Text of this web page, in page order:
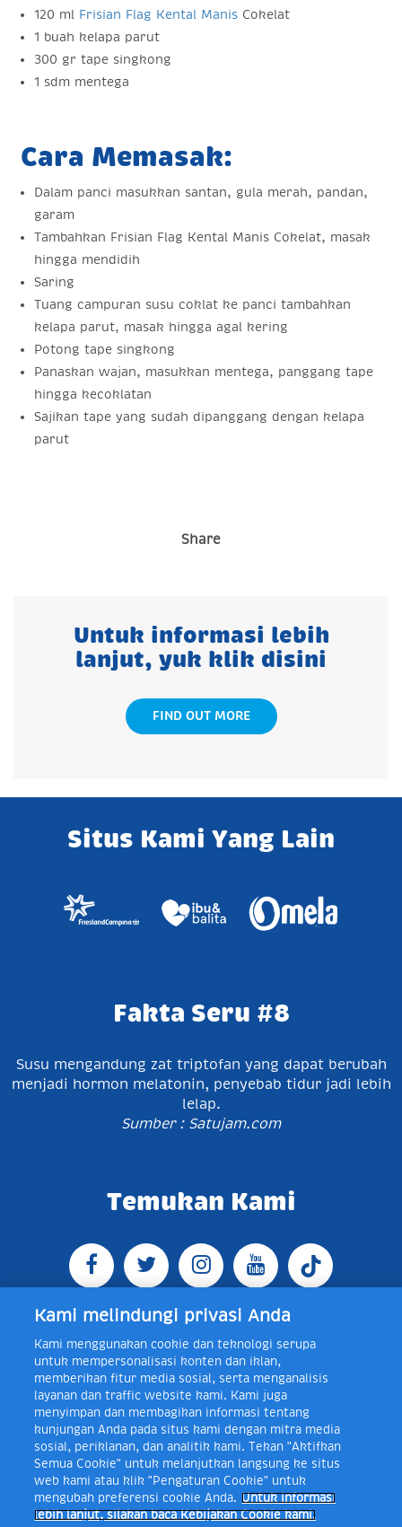
120 ml
Frisian Flag Kental Manis Cokelat
1 buah kelapa parut
300 gr tape singkong
1 sdm mentega
Cara Memasak:
Dalam panci masukkan santan, gula merah, pandan,
garam
Tambahkan Frisian Flag Kental Manis Cokelat, masak
hingga mendidih
Saring
Tuang campuran susu coklat ke panci tambahkan
kelapa parut, masak hingga agal kering
Potong tape singkong
Panaskan wajan, masukkan mentega, panggang tape
hingga kecoklatan
Sajikan tape yang sudah dipanggang dengan kelapa
parut
Share
Untuk informasi lebih
lanjut, yuk klik disini
FIND OUT MORE
Situs Kami Yang Lain
Fakta Seru #8
Susu mengandung zat triptofan yang dapat berubah
menjadi hormon melatonin, penyebab tidur jadi lebih
lelap.
Sumber : Satujam.com
Temukan Kami
Jl. Raya Bogor KM 5, Pasar Rebo, Jakarta Timur,
Indonesia 13760
Telp +62 21 8410945 | PO BOX
4074 Jakarta 13760 Indonesia
Toll Free Layanan Peduli Frisian Flag 0-80018-21-406;
Senin - Jumat, 08:00 - 16:30 WIB, E-mail:
layanan.peduli@frieslandcampina.com
Frisian Flag Indonesia is a subsidiary of Royal FrieslandCampina N.V.
Kami melindungi privasi Anda
Kami menggunakan cookie dan teknologi serupa
untuk mempersonalisasi konten dan iklan,
memberikan fitur media sosial, serta menganalisis
layanan dan traffic website kami. Kami juga
menyimpan dan membagikan informasi tentang
kunjungan Anda pada situs kami dengan mitra media
sosial, periklanan, dan analitik kami. Tekan "Aktifkan
Semua Cookie" untuk melanjutkan langsung ke situs
web kami atau klik "Pengaturan Cookie" untuk
mengubah preferensi cookie Anda.
Untuk informasi
lebih lanjut, silakan baca Kebijakan Cookie kami.